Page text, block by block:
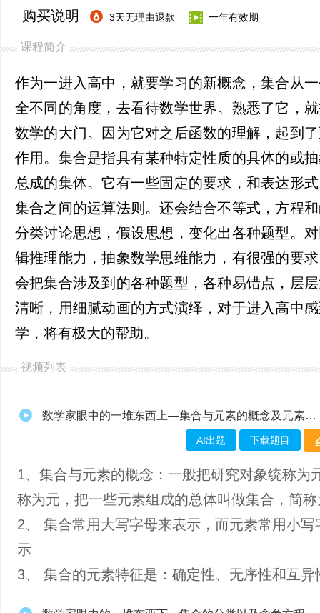
购买说明 3天无理由退款 一年有效期
课程简介
作为一进入高中，就要学习的新概念，集合从
全不同的角度，去看待数学世界。熟悉了它，
数学的大门。因为它对之后函数的理解，起到
作用。集合是指具有某种特定性质的具体的或
总成的集体。它有一些固定的要求，和表达形
集合之间的运算法则。还会结合不等式，方程
分类讨论思想，假设思想，变化出各种题型。
辑推理能力，抽象数学思维能力，有很强的要
会把集合涉及到的各种题型，各种易错点，层
清晰，用细腻动画的方式演绎，对于进入高中
学，将有极大的帮助。
视频列表
数学家眼中的一堆东西上—集合与元素的概念及元素的三大特性
AI出题 下载题目
1、​集合与元素的概念：一般把研究对象统称为
称为元，把一些元素组成的总体叫做集合，简
2、 集合常用大写字母来表示，而元素常用小写
示
3、 集合的元素特征是：确定性、无序性和互异